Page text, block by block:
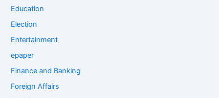
Education
Election
Entertainment
epaper
Finance and Banking
Foreign Affairs